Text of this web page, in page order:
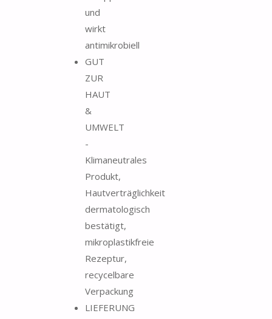
und
wirkt
antimikrobiell
GUT
ZUR
HAUT
&
UMWELT
-
Klimaneutrales
Produkt,
Hautverträglichkeit
dermatologisch
bestätigt,
mikroplastikfreie
Rezeptur,
recycelbare
Verpackung
LIEFERUNG